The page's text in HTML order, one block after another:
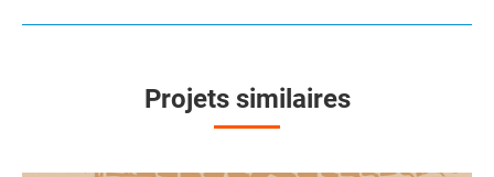
Projets similaires